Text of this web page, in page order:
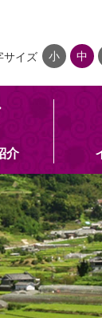
サイズ 小 中
介